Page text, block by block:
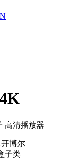
高清播放器
博尔
子类